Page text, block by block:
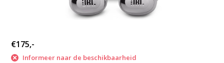
€175,-
Informeer naar de beschikbaarheid